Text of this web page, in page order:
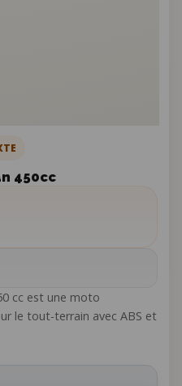
450cc
cc est une moto
le tout-terrain avec ABS et